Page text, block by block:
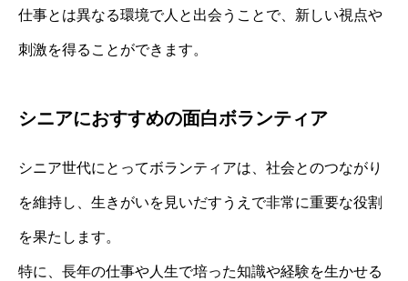
仕事とは異なる環境で人と出会うことで、新しい視点や
刺激を得ることができます。
シニアにおすすめの面白ボランティア
シニア世代にとってボランティアは、社会とのつながり
を維持し、生きがいを見いだすうえで非常に重要な役割
を果たします。
特に、長年の仕事や人生で培った知識や経験を生かせる